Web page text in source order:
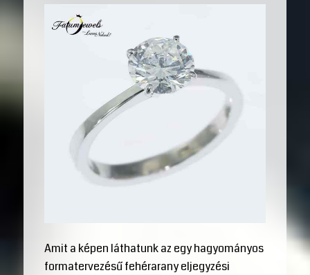
Amit a képen láthatunk az egy hagyományos
formatervezésű fehérarany eljegyzési